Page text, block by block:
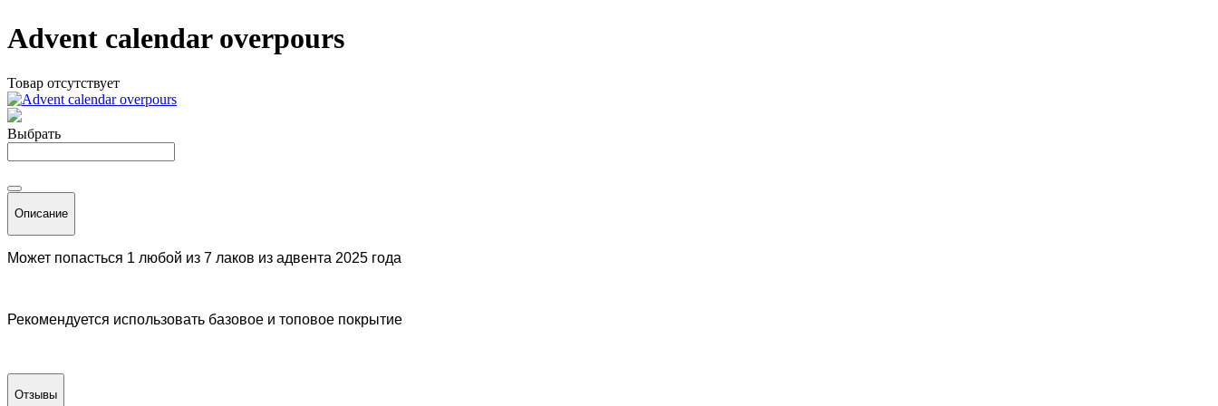
Advent calendar overpours
Товар отсутствует
Выбрать
Описание
Может попасться 1 любой из 7 лаков из адвента 2025 года
Рекомендуется использовать базовое и топовое покрытие
Отзывы